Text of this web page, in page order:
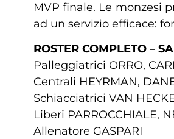
MVP finale. Le monzesi
ad un servizio efficace:
ROSTER COMPLETO –
Palleggiatrici ORRO,
Centrali HEYRMAN,
Schiacciatrici VAN
Liberi PARROCCHIALE,
Allenatore GASPARI